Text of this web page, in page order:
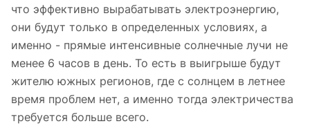
что эффективно вырабатывать электроэнергию,
они будут только в определенных условиях, а
именно - прямые интенсивные солнечные лучи не
менее 6 часов в день. То есть в выигрыше будут
жителю южных регионов, где с солнцем в летнее
время проблем нет, а именно тогда электричества
требуется больше всего.